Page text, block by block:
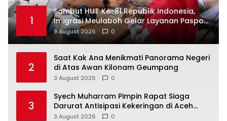
1
Sambut HUT Ke-81 Republik Indonesia,
Imigrasi Meulaboh Gelar Layanan Paspor
Akhir Pekan
9 August 2026 0
2
Saat Kak Ana Menikmati Panorama Negeri
di Atas Awan Kilonam Geumpang
3 August 2026 0
3
Syech Muharram Pimpin Rapat Siaga
Darurat Antisipasi Kekeringan di Aceh
Besar
3 August 2026 0